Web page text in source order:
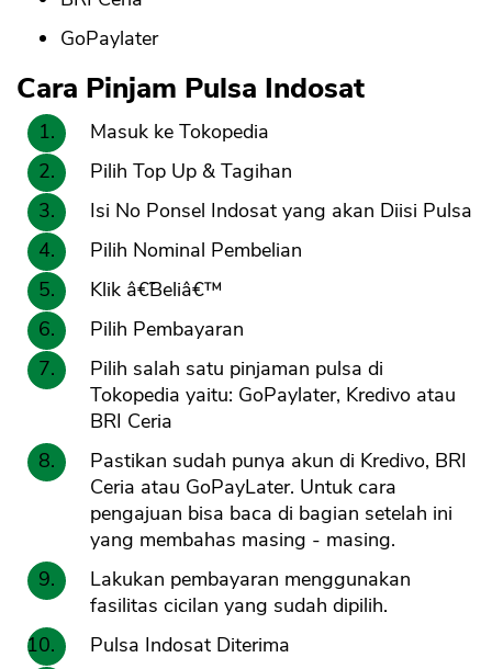
GoPaylater
Cara Pinjam Pulsa Indosat
Masuk ke Tokopedia
Pilih Top Up & Tagihan
Isi No Ponsel Indosat yang akan Diisi Pulsa
Pilih Nominal Pembelian
Klik â€˜Beliâ€™
Pilih Pembayaran
Pilih salah satu pinjaman pulsa di
Tokopedia yaitu: GoPaylater, Kredivo atau
BRI Ceria
Pastikan sudah punya akun di Kredivo, BRI
Ceria atau GoPayLater. Untuk cara
pengajuan bisa baca di bagian setelah ini
yang membahas masing - masing.
Lakukan pembayaran menggunakan
fasilitas cicilan yang sudah dipilih.
Pulsa Indosat Diterima